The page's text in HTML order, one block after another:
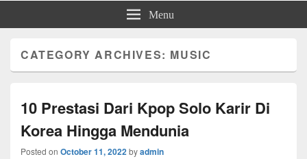
Menu
CATEGORY ARCHIVES: MUSIC
10 Prestasi Dari Kpop Solo Karir Di
Korea Hingga Mendunia
Posted on October 11, 2022 byadmin